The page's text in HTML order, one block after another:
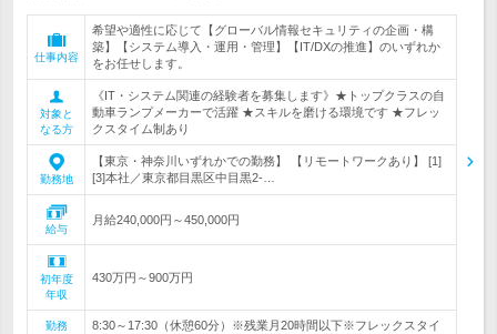
仕事内容
希望や適性に応じて【グローバル情報セキュリティの企画・構
築】【システム導入・運用・管理】【IT/DXの推進】のいずれか
をお任せします。
対象と
なる方
《IT・システム関連の経験者を募集します》★トップクラスの自
動車ランプメーカーで活躍 ★スキルを磨ける環境です ★フレッ
クスタイム制あり
勤務地
【東京・神奈川いずれかでの勤務】 【リモートワークあり】 [1]
[3]本社／東京都目黒区中目黒2-…
給与
月給240,000円～450,000円
初年度
年収
430万円～900万円
勤務
8:30～17:30（休憩60分）※残業月20時間以下※フレックスタイ